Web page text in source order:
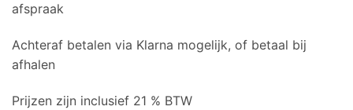
afspraak
Achteraf betalen via Klarna mogelijk, of betaal bij
afhalen
Prijzen zijn inclusief 21 % BTW